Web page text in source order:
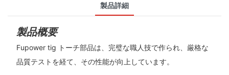
製品詳細
製品概要
Fupower tig トーチ部品は、完璧な職人技で作られ、厳格な
品質テストを経て、その性能が向上しています。